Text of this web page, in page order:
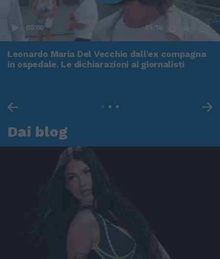
00:00 01:16
Leonardo Maria Del Vecchio dall'ex compagna
in ospedale. Le dichiarazioni ai giornalisti
Dai blog